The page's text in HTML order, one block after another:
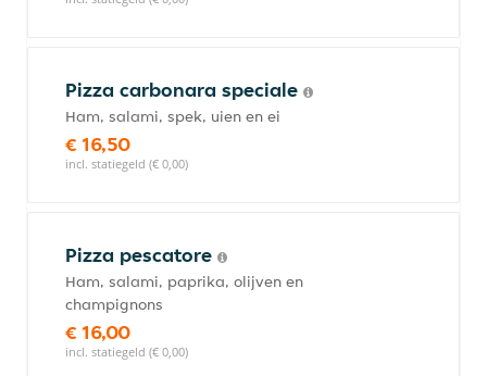
Pizza carbonara speciale
Ham, salami, spek, uien en ei
€ 16,50
incl. statiegeld (€ 0,00)
Pizza pescatore
Ham, salami, paprika, olijven en
champignons
€ 16,00
incl. statiegeld (€ 0,00)